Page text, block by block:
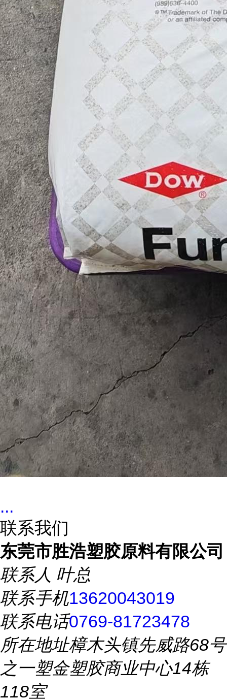
...
联系我们
东莞市胜浩塑胶原料有限公司
联系人 叶总
联系手机13620043019
联系电话0769-81723478
所在地址樟木头镇先威路68号
之一塑金塑胶商业中心14栋
118室